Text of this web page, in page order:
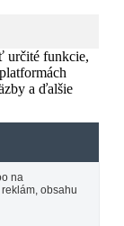
určité funkcie,
a ďalšie
na
obsahu